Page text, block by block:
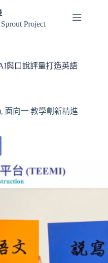
Project
與口說評量打造英語
, 面向一 教學創新精進